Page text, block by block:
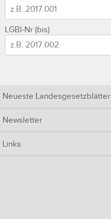
LGBl-Nr (bis)
Neueste Landesgesetzblätter
Newsletter
Links